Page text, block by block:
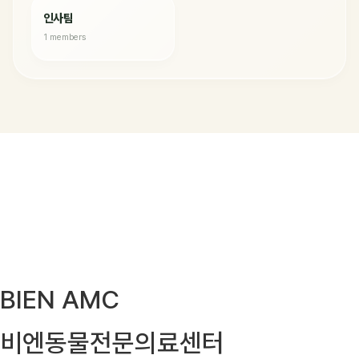
인사팀
1 members
BIEN AMC
비엔동물전문의료센터